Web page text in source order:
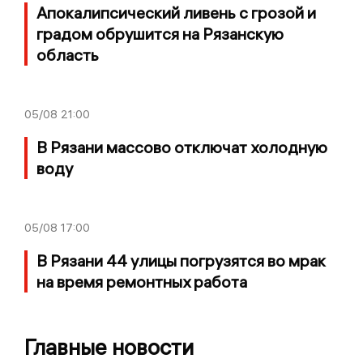
Апокалипсический ливень с грозой и
градом обрушится на Рязанскую
область
05/08 21:00
В Рязани массово отключат холодную
воду
05/08 17:00
В Рязани 44 улицы погрузятся во мрак
на время ремонтных работа
Главные новости